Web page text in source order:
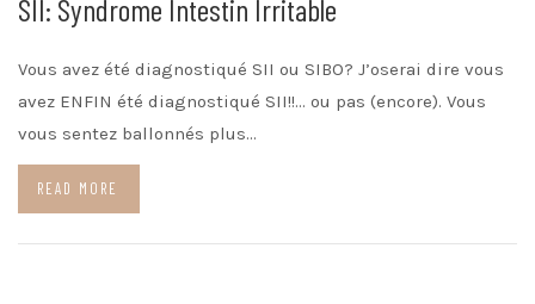
SII: Syndrome Intestin Irritable
Vous avez été diagnostiqué SII ou SIBO? J’oserai dire vous
avez ENFIN été diagnostiqué SII!!… ou pas (encore). Vous
vous sentez ballonnés plus…
READ MORE